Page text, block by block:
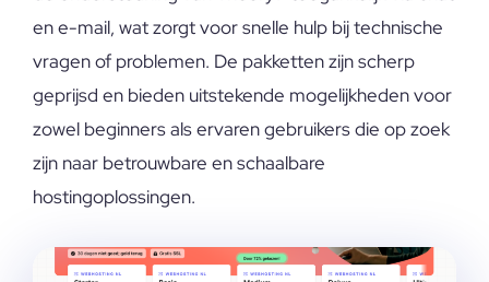
en e-mail, wat zorgt voor snelle hulp bij technische
vragen of problemen. De pakketten zijn scherp
geprijsd en bieden uitstekende mogelijkheden voor
zowel beginners als ervaren gebruikers die op zoek
zijn naar betrouwbare en schaalbare
hostingoplossingen.